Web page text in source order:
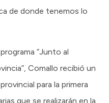
de donde tenemos lo
“Junto al
Comallo recibió un
para la primera
que se realizarán en la